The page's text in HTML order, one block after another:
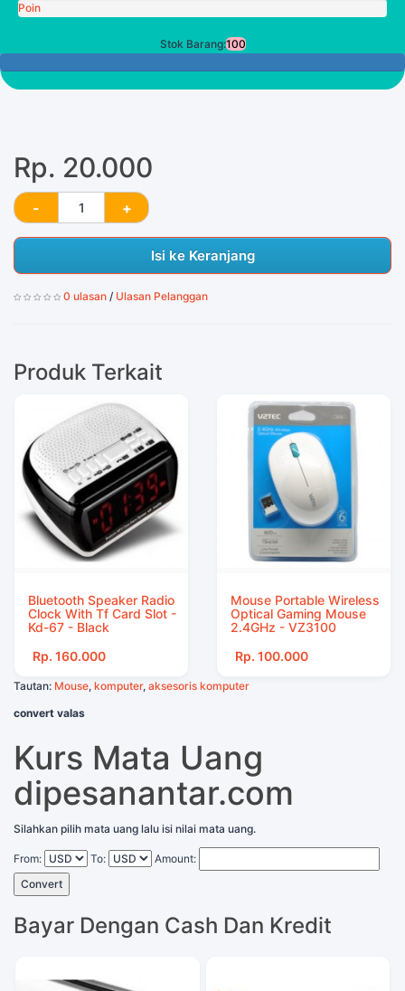
Poin
Stok Barang:100
Rp. 20.000
Isi ke Keranjang
0 ulasan / Ulasan Pelanggan
Produk Terkait
Bluetooth Speaker Radio
Clock With Tf Card Slot -
Kd-67 - Black
Rp. 160.000
Mouse Portable Wireless
Optical Gaming Mouse
2.4GHz - VZ3100
Rp. 100.000
Tautan: Mouse, komputer, aksesoris komputer
convert valas
Kurs Mata Uang
dipesanantar.com
Silahkan pilih mata uang lalu isi nilai mata uang.
From: To:
Amount:
Convert
Bayar Dengan Cash Dan Kredit